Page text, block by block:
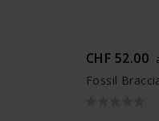
CHF 52.00
Fossil